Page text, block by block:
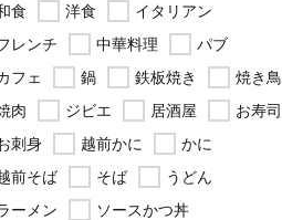
食
洋食
イタリアン
レンチ
中華料理
パブ
フェ
鍋 鉄板焼き
焼き鳥
肉
ジビエ 居酒屋
お寿司
刺身
越前かに
かに
前そば
そば
うどん
ーメン
ソースかつ丼